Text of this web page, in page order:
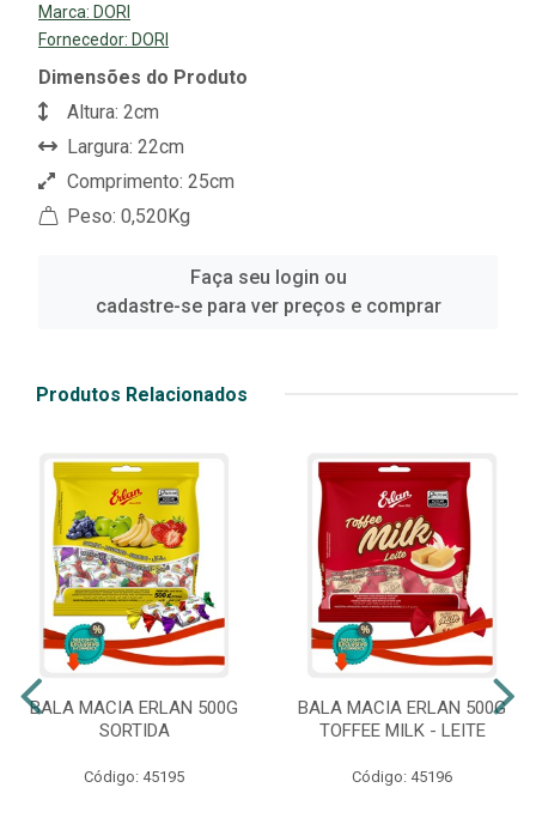
Marca: DORI
Fornecedor: DORI
Dimensões do Produto
Altura: 2cm
Largura: 22cm
Comprimento: 25cm
Peso: 0,520Kg
Faça seu login ou
cadastre-se para ver preços e comprar
Produtos Relacionados
BALA MACIA ERLAN 500G
SORTIDA
Código: 45195
BALA MACIA ERLAN 500G
TOFFEE MILK - LEITE
Código: 45196